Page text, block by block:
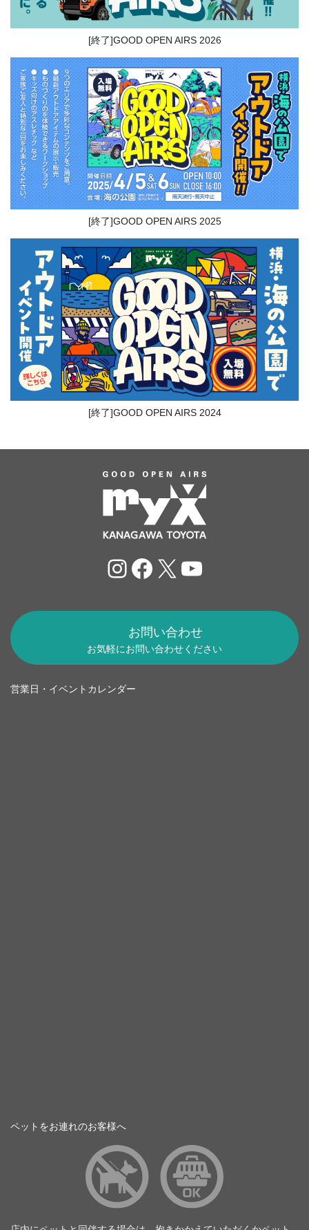
[終了]GOOD OPEN AIRS 2026
[終了]GOOD OPEN AIRS 2025
[終了]GOOD OPEN AIRS 2024
Instagram
Facebook
X YouTube
お問い合わせ
お気軽にお問い合わせください
営業日・イベントカレンダー
ペットをお連れのお客様へ